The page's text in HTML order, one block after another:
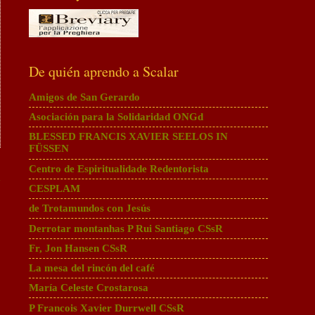
De quién aprendo a Scalar
Amigos de San Gerardo
Asociación para la Solidaridad ONGd
BLESSED FRANCIS XAVIER SEELOS IN
FÜSSEN
Centro de Espiritualidade Redentorista
CESPLAM
de Trotamundos con Jesús
Derrotar montanhas P Rui Santiago CSsR
Fr, Jon Hansen CSsR
La mesa del rincón del café
María Celeste Crostarosa
P Francois Xavier Durrwell CSsR